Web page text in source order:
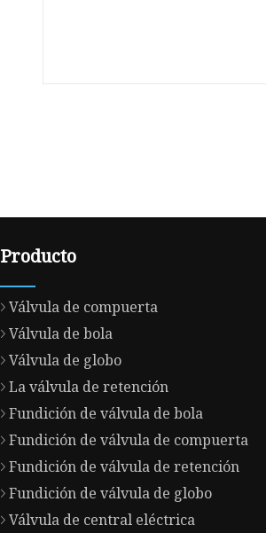
Producto
Válvula de compuerta
Válvula de bola
Válvula de globo
La válvula de retención
Fundición de válvula de bola
Fundición de válvula de compuerta
Fundición de válvula de retención
Fundición de válvula de globo
Válvula de central eléctrica